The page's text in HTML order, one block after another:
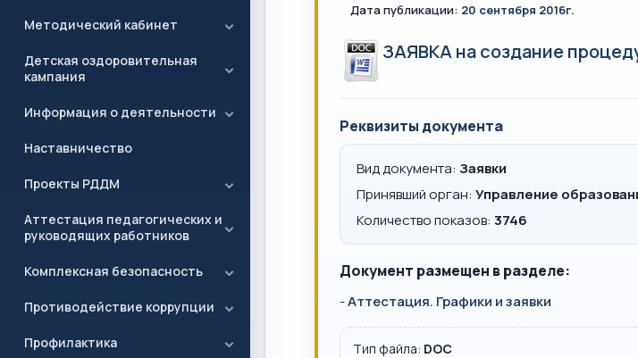
Методический кабинет
Детская оздоровительная
кампания
Информация о деятельности
Наставничество
Проекты РДДМ
Аттестация педагогических и
руководящих работников
Комплексная безопасность
Противодействие коррупции
Профилактика
Дата публикации: 20 сентября 2016г.
ЗАЯВКА на создание
Реквизиты документа
Вид документа: Заявки
Принявший орган: Управление
Количество показов: 3746
Документ размещен в разделе:
-Аттестация. Графики и заявки
Тип файла: DOC